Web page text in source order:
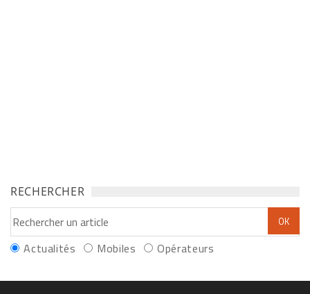
RECHERCHER
Actualités Mobiles Opérateurs